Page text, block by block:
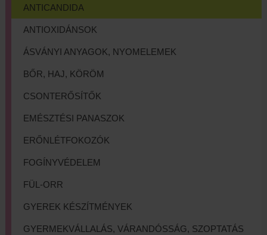
ANTICANDIDA
ANTIOXIDÁNSOK
ÁSVÁNYI ANYAGOK, NYOMELEMEK
BŐR, HAJ, KÖRÖM
CSONTERŐSÍTŐK
EMÉSZTÉSI PANASZOK
ERŐNLÉTFOKOZÓK
FOGÍNYVÉDELEM
FÜL-ORR
GYEREK KÉSZÍTMÉNYEK
GYERMEKVÁLLALÁS, VÁRANDÓSSÁG, SZOPTATÁS